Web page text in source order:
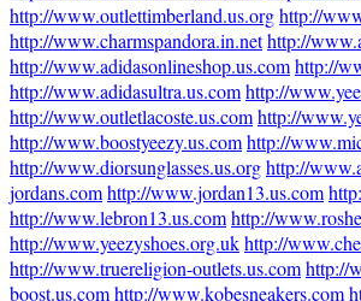
http://www.outlettimberland.us.orghttp://
http://www.charmspandora.in.nethttp://
http://www.adidasonlineshop.us.comhttp://
http://www.adidasultra.us.comhttp://
http://www.outletlacoste.us.comhttp://
http://www.boostyeezy.us.comhttp://
http://www.diorsunglasses.us.orghttp://
jordans.comhttp://www.jordan13.us.com
http://www.lebron13.us.comhttp://
http://www.yeezyshoes.org.ukhttp://
http://www.truereligion-outlets.us.comhttp://
boost.us.comhttp://www.kobesneakers.com